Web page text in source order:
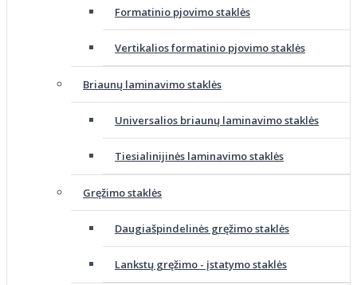
Formatinio pjovimo staklės
Vertikalios formatinio pjovimo staklės
Briaunų laminavimo staklės
Universalios briaunų laminavimo staklės
Tiesialinijinės laminavimo staklės
Gręžimo staklės
Daugiašpindelinės gręžimo staklės
Lankstų gręžimo - įstatymo staklės